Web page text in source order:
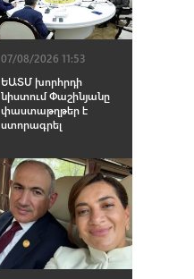
07/08/2026 11:53
ԵԱՏՄ խորհրդի
նիստում Փաշինյանը
փաստաթղթեր է
ստորագրել